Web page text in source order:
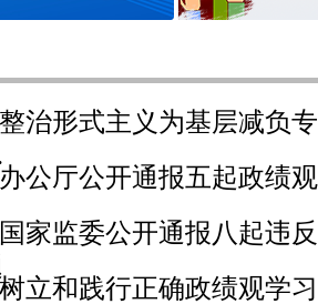
治形式主义为基层减负
公厅公开通报五起政绩
家监委公开通报八起违
立和践行正确政绩观学